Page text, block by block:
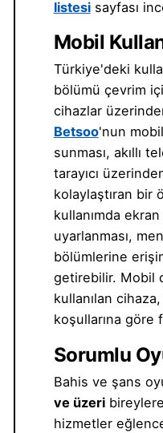
listesisayfası
Mobil
Türkiye'deki
bölümü çevrim
cihazlar
Betsoo'nun
sunması, akıllı
tarayıcı
kolaylaştıran bir
kullanımda
uyarlanması,
bölümlerine
getirebilir. Mobil
kullanılan
koşullarına göre
Sorumlu
Bahis ve şans
ve üzeri
hizmetler